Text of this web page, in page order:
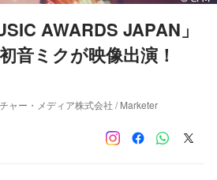
AWARDS JAPAN」
音ミクが映像出演！
ャー・メディア株式会社 / Marketer